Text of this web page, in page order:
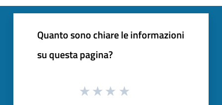
Quanto sono chiare le informazioni
su questa pagina?